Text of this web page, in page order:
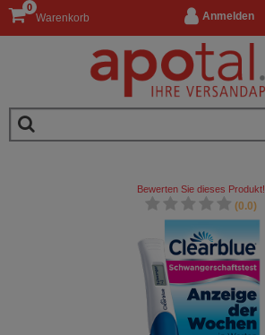
Anmelden
Warenkorb
0
Bewerten Sie dieses Produkt!
(0.0)